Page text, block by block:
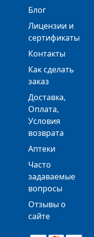
Блог
Лицензии и
сертификаты
Контакты
Как сделать
заказ
Доставка,
Оплата,
Условия
возврата
Аптеки
Часто
задаваемые
вопросы
Отзывы о
сайте